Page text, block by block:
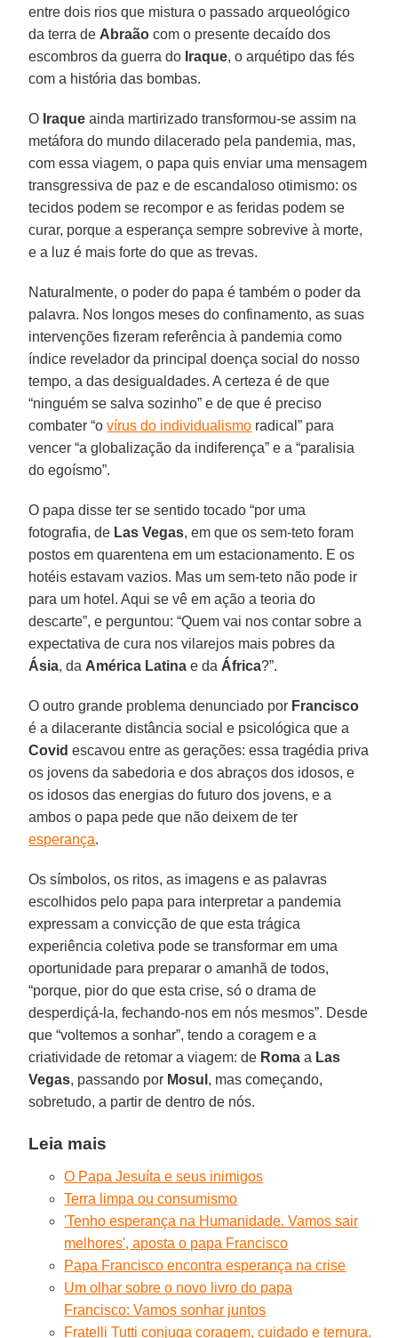
entre dois rios que mistura o passado arqueológico
da terra de Abraão com o presente decaído dos
escombros da guerra do Iraque, o arquétipo das fés
com a história das bombas.
O Iraque ainda martirizado transformou-se assim na
metáfora do mundo dilacerado pela pandemia, mas,
com essa viagem, o papa quis enviar uma mensagem
transgressiva de paz e de escandaloso otimismo: os
tecidos podem se recompor e as feridas podem se
curar, porque a esperança sempre sobrevive à morte,
e a luz é mais forte do que as trevas.
Naturalmente, o poder do papa é também o poder da
palavra. Nos longos meses do confinamento, as suas
intervenções fizeram referência à pandemia como
índice revelador da principal doença social do nosso
tempo, a das desigualdades. A certeza é de que
“ninguém se salva sozinho” e de que é preciso
combater “ovírus do individualismo radical” para
vencer “a globalização da indiferença” e a “paralisia
do egoísmo”.
O papa disse ter se sentido tocado “por uma
fotografia, de Las Vegas, em que os sem-teto foram
postos em quarentena em um estacionamento. E os
hotéis estavam vazios. Mas um sem-teto não pode ir
para um hotel. Aqui se vê em ação a teoria do
descarte”, e perguntou: “Quem vai nos contar sobre a
expectativa de cura nos vilarejos mais pobres da
Ásia, da América Latina e da África?”.
O outro grande problema denunciado por Francisco
é a dilacerante distância social e psicológica que a
Covid escavou entre as gerações: essa tragédia priva
os jovens da sabedoria e dos abraços dos idosos, e
os idosos das energias do futuro dos jovens, e a
ambos o papa pede que não deixem de ter
esperança.
Os símbolos, os ritos, as imagens e as palavras
escolhidos pelo papa para interpretar a pandemia
expressam a convicção de que esta trágica
experiência coletiva pode se transformar em uma
oportunidade para preparar o amanhã de todos,
“porque, pior do que esta crise, só o drama de
desperdiçá-la, fechando-nos em nós mesmos”. Desde
que “voltemos a sonhar”, tendo a coragem e a
criatividade de retomar a viagem: de Roma a Las
Vegas, passando por Mosul , mas começando,
sobretudo, a partir de dentro de nós.
Leia mais
O Papa Jesuíta e seus inimigos
Terra limpa ou consumismo
'Tenho esperança na Humanidade. Vamos sair
melhores', aposta o papa Francisco
Papa Francisco encontra esperança na crise
Um olhar sobre o novo livro do papa
Francisco: Vamos sonhar juntos
Fratelli Tutti conjuga coragem, cuidado e ternura.